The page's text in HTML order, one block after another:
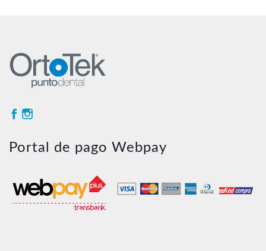
Portal de pago Webpay